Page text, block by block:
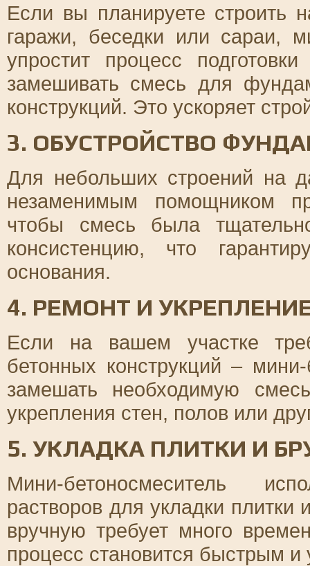
Если вы планируете строить
гаражи, беседки или сараи,
упростит процесс
замешивать смесь для
конструкций. Это ускоряет
3. ОБУСТРОЙСТВО
Для небольших строений на
незаменимым помощником
чтобы смесь была
консистенцию, что
основания.
4. РЕМОНТ И
Если на вашем участке
бетонных конструкций –
замешать необходимую
укрепления стен, полов или
5. УКЛАДКА ПЛИТКИ И
Мини-бетоносмеситель
растворов для укладки
вручную требует много
процесс становится быстрым